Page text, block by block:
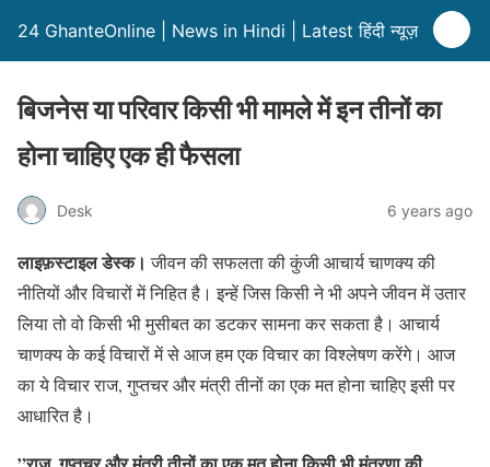
24 GhanteOnline | News in Hindi | Latest हिंदी न्यूज़
बिजनेस या परिवार किसी भी मामले में इन तीनों का
होना चाहिए एक ही फैसला
Desk 6 years ago
लाइफ़स्टाइल डेस्क। जीवन की सफलता की कुंजी आचार्य चाणक्य की
नीतियों और विचारों में निहित है। इन्हें जिस किसी ने भी अपने जीवन में उतार
लिया तो वो किसी भी मुसीबत का डटकर सामना कर सकता है। आचार्य
चाणक्य के कई विचारों में से आज हम एक विचार का विश्लेषण करेंगे। आज
का ये विचार राज, गुप्तचर और मंत्री तीनों का एक मत होना चाहिए इसी पर
आधारित है।